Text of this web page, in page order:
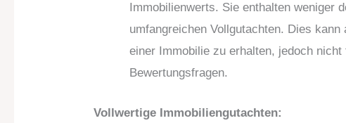
Immobilienwerts. Sie enthalten weniger
umfangreichen Vollgutachten. Dies
einer Immobilie zu erhalten, jedoch
Bewertungsfragen.
Vollwertige Immobiliengutachten: